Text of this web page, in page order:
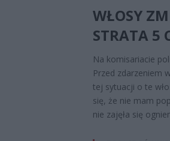
WŁOSY
STRATA 5
Na komisariacie
Przed zdarzeniem
tej sytuacji o te
się, że nie mam
nie zajęła się